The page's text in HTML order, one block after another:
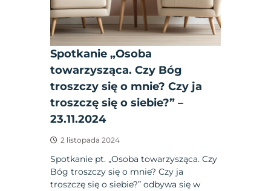
Spotkanie „Osoba
towarzysząca. Czy Bóg
troszczy się o mnie? Czy ja
troszczę się o siebie?” –
23.11.2024
2 listopada 2024
Spotkanie pt. „Osoba towarzysząca. Czy
Bóg troszczy się o mnie? Czy ja
troszczę się o siebie?” odbywa się w